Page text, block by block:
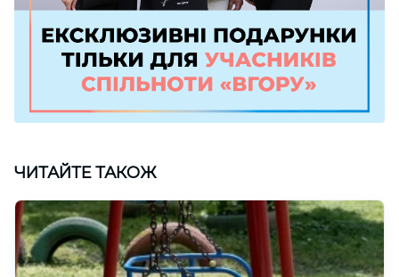
ЧИТАЙТЕ ТАКОЖ